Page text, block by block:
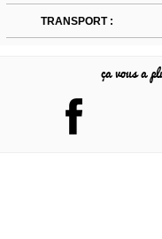
TRANSPORT :
ça vous a